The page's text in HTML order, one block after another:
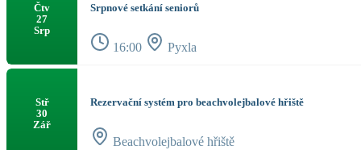
Čtv
27
Srp
Srpnové setkání seniorů
16:00 Pyxla
Stř
30
Zář
Rezervační systém pro beachvolejbalové hřiště
Beachvolejbalové hřiště